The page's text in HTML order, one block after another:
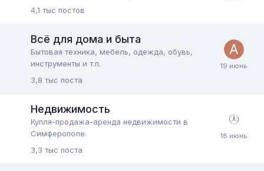
4,1 тыс постов
Всё для дома и быта
Бытовая техника, мебель, одежда, обувь,
инструменты и т.п.
3,8 тыс поста
Недвижимость
Купля-продажа-аренда недвижимости в
Симферополе.
3,3 тыс поста